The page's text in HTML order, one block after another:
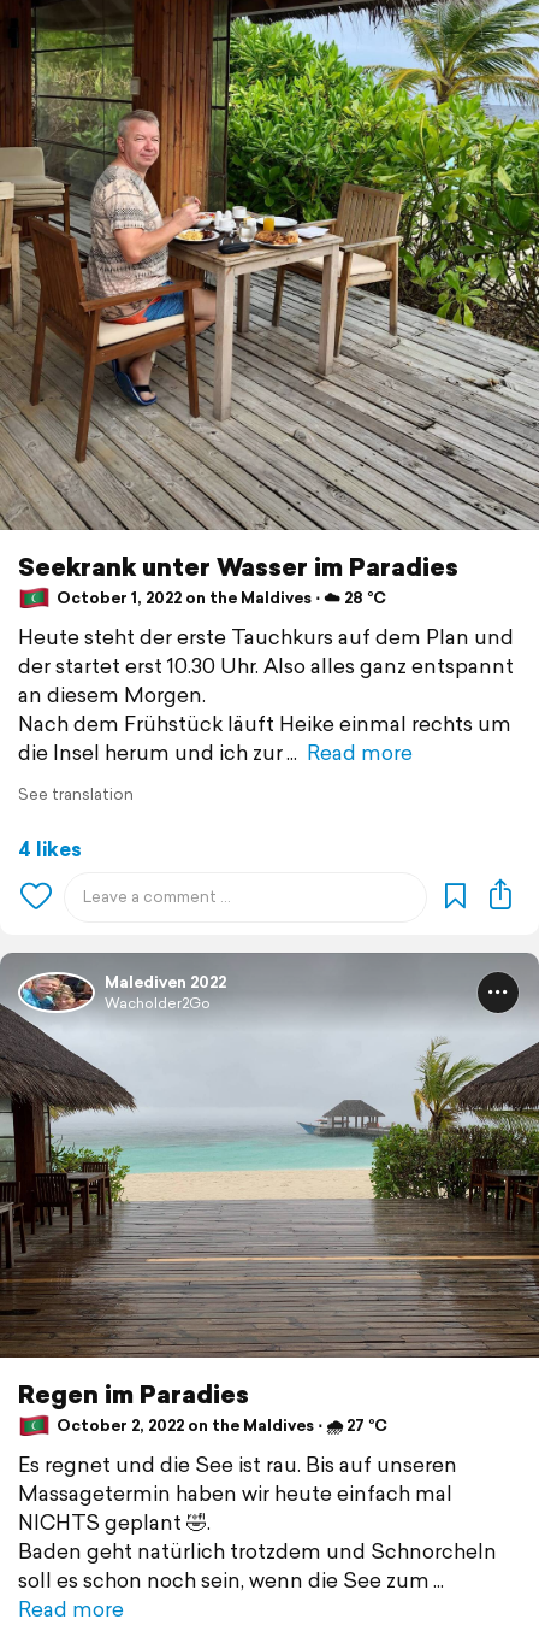
Seekrank unter Wasser im Paradies
October 1, 2022 on the Maldives ⋅ ☁️ 28 °C
Heute steht der erste Tauchkurs auf dem Plan und
der startet erst 10.30 Uhr. Also alles ganz entspannt
an diesem Morgen.
Nach dem Frühstück läuft Heike einmal rechts um
die Insel herum und ich zur
Read more
See translation
4 likes
Malediven 2022
Wacholder2Go
Regen im Paradies
October 2, 2022 on the Maldives ⋅ 🌧 27 °C
Es regnet und die See ist rau. Bis auf unseren
Massagetermin haben wir heute einfach mal
NICHTS geplant 🤣.
Baden geht natürlich trotzdem und Schnorcheln
soll es schon noch sein, wenn die See zum
Read more